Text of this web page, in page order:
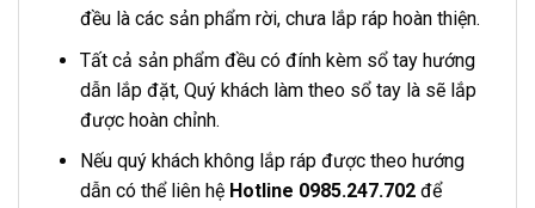
đều là các sản phẩm rời, chưa lắp ráp hoàn thiện.
Tất cả sản phẩm đều có đính kèm sổ tay hướng
dẫn lắp đặt, Quý khách làm theo sổ tay là sẽ lắp
được hoàn chỉnh.
Nếu quý khách không lắp ráp được theo hướng
dẫn có thể liên hệ Hotline 0985.247.702để